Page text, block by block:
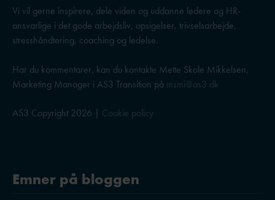
Vi vil gerne inspirere, dele viden og uddanne ledere og HR-
ansvarlige i det gode arbejdsliv, opsigelser, trivselsarbejde,
stresshåndtering, coaching og ledelse.
Har du kommentarer, kan du kontakte Mette Skole Mikkelsen,
Marketing Manager i AS3 Transition på msmi@as3.dk
AS3 Copyright 2026 | Cookie policy
Emner på bloggen